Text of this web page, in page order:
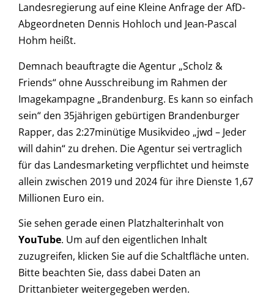
Landesregierung auf eine Kleine Anfrage der AfD-
Abgeordneten Dennis Hohloch und Jean-Pascal
Hohm heißt.
Demnach beauftragte die Agentur „Scholz &
Friends“ ohne Ausschreibung im Rahmen der
Imagekampagne „Brandenburg. Es kann so einfach
sein“ den 35jährigen gebürtigen Brandenburger
Rapper, das 2:27minütige Musikvideo „jwd – Jeder
will dahin“ zu drehen. Die Agentur sei vertraglich
für das Landesmarketing verpflichtet und heimste
allein zwischen 2019 und 2024 für ihre Dienste 1,67
Millionen Euro ein.
Sie sehen gerade einen Platzhalterinhalt von
YouTube. Um auf den eigentlichen Inhalt
zuzugreifen, klicken Sie auf die Schaltfläche unten.
Bitte beachten Sie, dass dabei Daten an
Drittanbieter weitergegeben werden.